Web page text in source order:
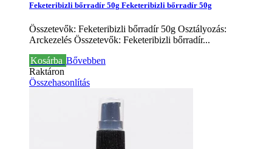
Feketeribizli bőrradír 50g Feketeribizli bőrradír 50g
Összetevők: Feketeribizli bőrradír 50g Osztályozás:
Arckezelés Összetevők: Feketeribizli bőrradír...
Kosárba Bővebben
Raktáron
Összehasonlítás